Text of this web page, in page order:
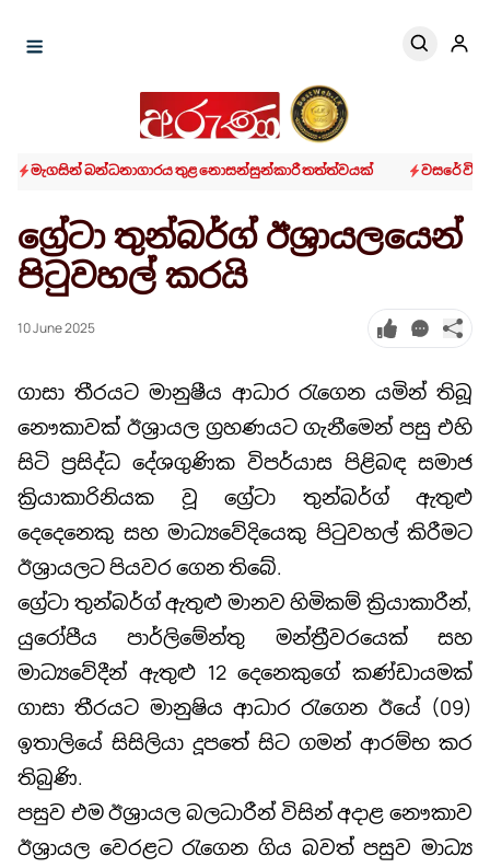
මැගසින් බන්ධනාගාරය තුළ නොසන්සුන්කාරී තත්ත්වයක් වසරේ
ග්‍රේටා තුන්බර්ග් ඊශ්‍රායලයෙන්
පිටුවහල් කරයි
10 June 2025
ගාසා තීරයට මානුෂීය ආධාර රැගෙන යමින් තිබූ
නෞකාවක් ඊශ්‍රායල ග්‍රහණයට ගැනීමෙන් පසු එහි
සිටි ප්‍රසිද්ධ දේශගුණික විපර්යාස පිළිබඳ සමාජ
ක්‍රියාකාරිනියක වූ ග්‍රේටා තුන්බර්ග් ඇතුළු
දෙදෙනෙකු සහ මාධ්‍යවේදියෙකු පිටුවහල් කිරීමට
ඊශ්‍රායලට පියවර ගෙන තිබේ.
ග්‍රේටා තුන්බර්ග් ඇතුළු මානව හිමිකම් ක්‍රියාකාරීන්,
යුරෝපීය පාර්ලිමේන්තු මන්ත්‍රීවරයෙක් සහ
මාධ්‍යවේදීන් ඇතුළු 12 දෙනෙකුගේ කණ්ඩායමක්
ගාසා තීරයට මානුෂිය ආධාර රැගෙන ඊයේ (09)
ඉතාලියේ සිසිලියා දූපතේ සිට ගමන් ආරම්භ කර
තිබුණි.
පසුව එම ඊශ්‍රායල බලධාරීන් විසින් අදාළ නෞකාව
ඊශ්‍රායල වෙරළට රැගෙන ගිය බවත් පසුව මාධ්‍ය